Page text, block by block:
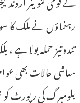
رہنماؤں نے ملک کا
تندوتیز حملہ بولا
معاشی حالات بھی
بلومبرگ کی رپورٹ